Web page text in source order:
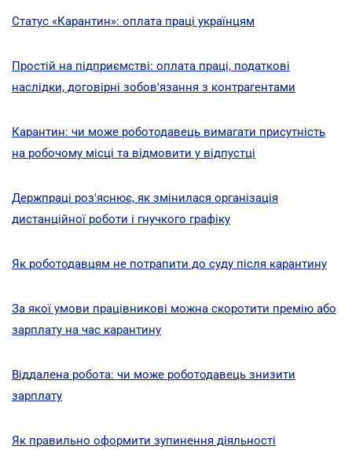
Статус «Карантин»: оплата праці українцям
Простій на підприємстві: оплата праці, податкові
наслідки, договірні зобов'язання з контрагентами
Карантин: чи може роботодавець вимагати присутність
на робочому місці та відмовити у відпустці
Держпраці роз'яснює, як змінилася організація
дистанційної роботи і гнучкого графіку
Як роботодавцям не потрапити до суду після карантину
За якої умови працівникові можна скоротити премію або
зарплату на час карантину
Віддалена робота: чи може роботодавець знизити
зарплату
Як правильно оформити зупинення діяльності